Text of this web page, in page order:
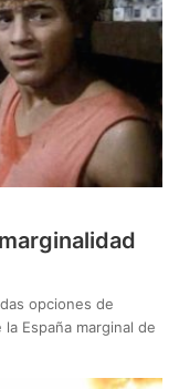
opciones de
España marginal de